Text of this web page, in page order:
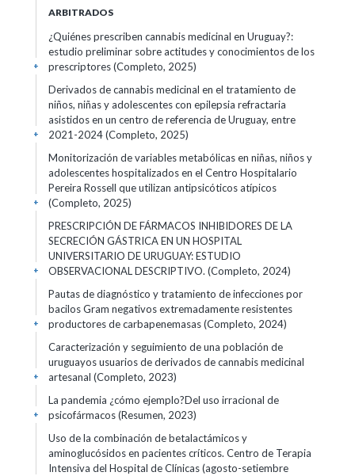
ARBITRADOS
¿Quiénes prescriben cannabis medicinal en Uruguay?:
estudio preliminar sobre actitudes y conocimientos de los
prescriptores (Completo, 2025)
+
Derivados de cannabis medicinal en el tratamiento de
niños, niñas y adolescentes con epilepsia refractaria
asistidos en un centro de referencia de Uruguay, entre
2021-2024 (Completo, 2025)
+
Monitorización de variables metabólicas en niñas, niños y
adolescentes hospitalizados en el Centro Hospitalario
Pereira Rossell que utilizan antipsicóticos atípicos
(Completo, 2025)
+
PRESCRIPCIÓN DE FÁRMACOS INHIBIDORES DE LA
SECRECIÓN GÁSTRICA EN UN HOSPITAL
UNIVERSITARIO DE URUGUAY: ESTUDIO
OBSERVACIONAL DESCRIPTIVO. (Completo, 2024)
+
Pautas de diagnóstico y tratamiento de infecciones por
bacilos Gram negativos extremadamente resistentes
productores de carbapenemasas (Completo, 2024)
+
Caracterización y seguimiento de una población de
uruguayos usuarios de derivados de cannabis medicinal
artesanal (Completo, 2023)
+
La pandemia ¿cómo ejemplo?Del uso irracional de
psicofármacos (Resumen, 2023)
+
Uso de la combinación de betalactámicos y
aminoglucósidos en pacientes críticos. Centro de Terapia
Intensiva del Hospital de Clínicas (agosto-setiembre